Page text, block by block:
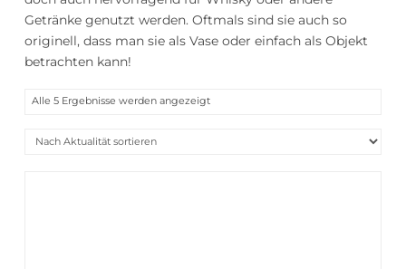
Getränke genutzt werden. Oftmals sind sie auch so
originell, dass man sie als Vase oder einfach als Objekt
betrachten kann!
Alle 5 Ergebnisse werden angezeigtNach